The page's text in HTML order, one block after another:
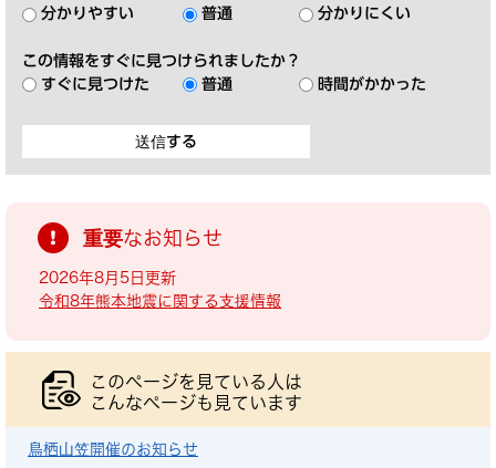
分かりやすい
普通 分かりにくい
この情報をすぐに見つけられましたか？
すぐに見つけた
普通 時間がかかった
重要なお知らせ
2026年8月5日更新
令和8年熊本地震に関する支援情報
このページを見ている人は
こんなページも見ています
鳥栖山笠開催のお知らせ